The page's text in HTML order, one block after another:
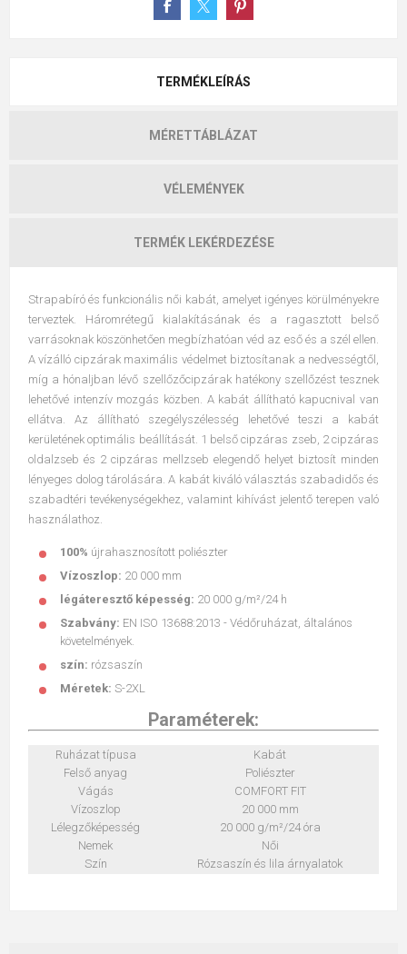
TERMÉKLEÍRÁS
MÉRETTÁBLÁZAT
VÉLEMÉNYEK
TERMÉK LEKÉRDEZÉSE
Strapabíró és funkcionális női kabát, amelyet igényes körülményekre
terveztek. Háromrétegű kialakításának és a ragasztott belső
varrásoknak köszönhetően megbízhatóan véd az eső és a szél ellen.
A vízálló cipzárak maximális védelmet biztosítanak a nedvességtől,
míg a hónaljban lévő szellőzőcipzárak hatékony szellőzést tesznek
lehetővé intenzív mozgás közben. A kabát állítható kapucnival van
ellátva. Az állítható szegélyszélesség lehetővé teszi a kabát
kerületének optimális beállítását. 1 belső cipzáras zseb, 2 cipzáras
oldalzseb és 2 cipzáras mellzseb elegendő helyet biztosít minden
lényeges dolog tárolására. A kabát kiváló választás szabadidős és
szabadtéri tevékenységekhez, valamint kihívást jelentő terepen való
használathoz.
100% újrahasznosított poliészter
Vízoszlop: 20 000 mm
légáteresztő képesség: 20 000 g/m²/24 h
Szabvány: EN ISO 13688:2013 - Védőruházat, általános
követelmények.
szín: rózsaszín
Méretek: S-2XL
Paraméterek:
Ruházat típusa
Kabát
Felső anyag
Poliészter
Vágás
COMFORT FIT
Vízoszlop
20 000 mm
Lélegzőképesség
20 000 g/m²/24 óra
Nemek
Női
Szín
Rózsaszín és lila árnyalatok